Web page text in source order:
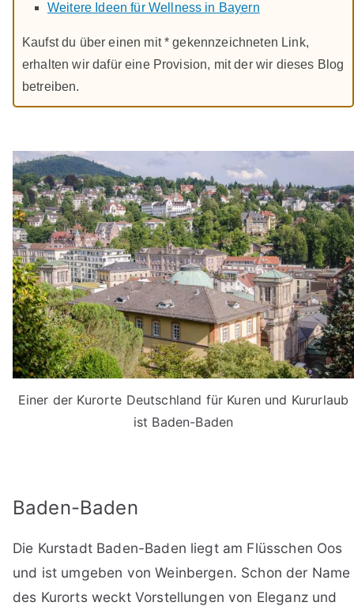
Weitere Ideen für Wellness in Bayern
Kaufst du über einen mit * gekennzeichneten Link,
erhalten wir dafür eine Provision, mit der wir dieses Blog
betreiben.
Einer der Kurorte Deutschland für Kuren und Kururlaub
ist Baden-Baden
Baden-Baden
Die Kurstadt Baden-Baden liegt am Flüsschen Oos
und ist umgeben von Weinbergen. Schon der Name
des Kurorts weckt Vorstellungen von Eleganz und